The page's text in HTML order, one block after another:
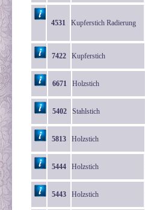
4531 Kupferstich Radierung
7422 Kupferstich
6671 Holzstich
5402 Stahlstich
5813 Holzstich
5444 Holzstich
5443 Holzstich